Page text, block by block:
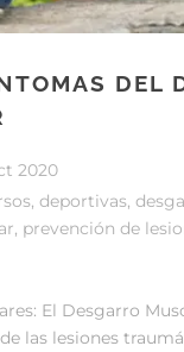
DEL
2020
, deportivas,
, prevención de
El Desgarro
las lesiones